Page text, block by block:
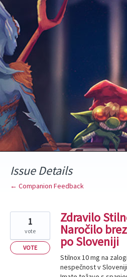
Skip
to
content
Issue Details
← Companion Feedback
Zdravilo
Naročilo
po Sloveniji
Stilnox 10 mg na
nespečnost v Sloveniji
1
vote
VOTE